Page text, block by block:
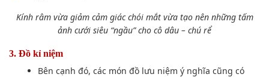
Kính râm vừa giảm cảm giácchói mắt vừa tạo nên những tấm
ảnh cưới siêu “ngầu”cho cô dâu – chú rể
3. Đồ kỉ niệm
Bên cạnhđó, các món đồ lưu niệm ý nghĩa cũngcó